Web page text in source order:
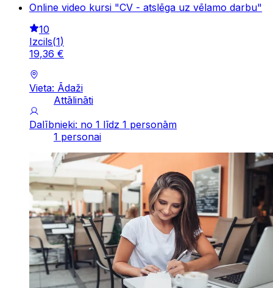
Online video kursi "CV - atslēga uz vēlamo darbu"
10
Izcils(1)
19,36 €
Vieta: Ādaži
Attālināti
Dalībnieki: no 1 līdz 1 personām
1 personai